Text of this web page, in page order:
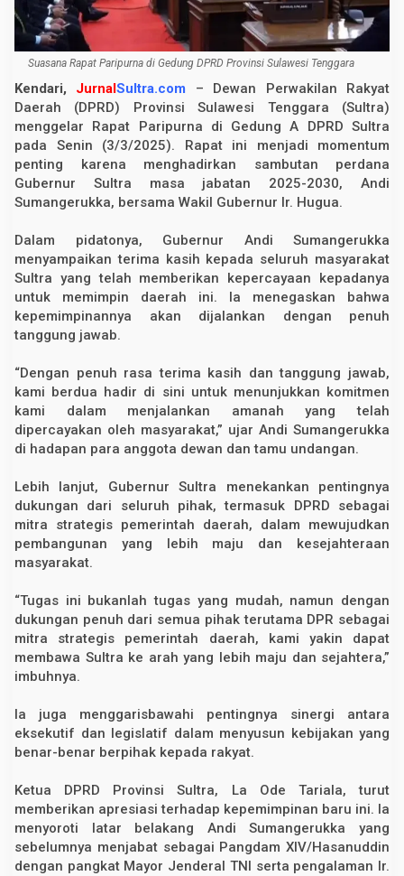
r
l
t
a
R
e
s
m
i
m
i
e
p
m
i
n
n
Suasana Rapat Paripurna di Gedung DPRD Provinsi Sulawesi Tenggara
Kendari, JurnalSultra.com – Dewan Perwakilan Rakyat
Daerah (DPRD) Provinsi Sulawesi Tenggara (Sultra)
menggelar Rapat Paripurna di Gedung A DPRD Sultra
pada Senin (3/3/2025). Rapat ini menjadi momentum
penting karena menghadirkan sambutan perdana
Gubernur Sultra masa jabatan 2025-2030, Andi
Sumangerukka, bersama Wakil Gubernur Ir. Hugua.
Dalam pidatonya, Gubernur Andi Sumangerukka
menyampaikan terima kasih kepada seluruh masyarakat
Sultra yang telah memberikan kepercayaan kepadanya
untuk memimpin daerah ini. Ia menegaskan bahwa
kepemimpinannya akan dijalankan dengan penuh
tanggung jawab.
“Dengan penuh rasa terima kasih dan tanggung jawab,
kami berdua hadir di sini untuk menunjukkan komitmen
kami dalam menjalankan amanah yang telah
dipercayakan oleh masyarakat,” ujar Andi Sumangerukka
di hadapan para anggota dewan dan tamu undangan.
Lebih lanjut, Gubernur Sultra menekankan pentingnya
dukungan dari seluruh pihak, termasuk DPRD sebagai
mitra strategis pemerintah daerah, dalam mewujudkan
pembangunan yang lebih maju dan kesejahteraan
masyarakat.
“Tugas ini bukanlah tugas yang mudah, namun dengan
dukungan penuh dari semua pihak terutama DPR sebagai
mitra strategis pemerintah daerah, kami yakin dapat
membawa Sultra ke arah yang lebih maju dan sejahtera,”
imbuhnya.
Ia juga menggarisbawahi pentingnya sinergi antara
eksekutif dan legislatif dalam menyusun kebijakan yang
benar-benar berpihak kepada rakyat.
Ketua DPRD Provinsi Sultra, La Ode Tariala, turut
memberikan apresiasi terhadap kepemimpinan baru ini. Ia
menyoroti latar belakang Andi Sumangerukka yang
sebelumnya menjabat sebagai Pangdam XIV/Hasanuddin
dengan pangkat Mayor Jenderal TNI serta pengalaman Ir.